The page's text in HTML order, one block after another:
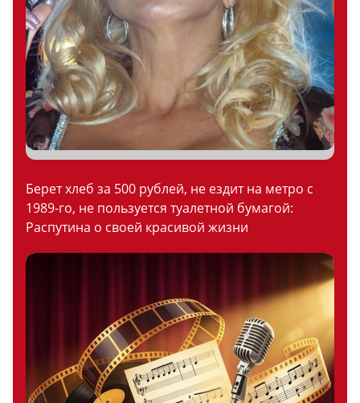
Берет хлеб за 500 рублей, не ездит на метро с
1989-го, не пользуется туалетной бумагой:
Распутина о своей красивой жизни